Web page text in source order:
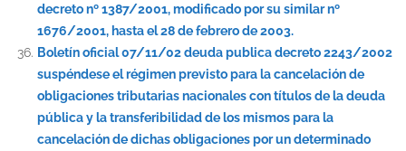
decreto nº 1387/2001, modificado por su similar nº
1676/2001, hasta el 28 de febrero de 2003.
Boletín oficial 07/11/02 deuda publica decreto 2243/2002
suspéndese el régimen previsto para la cancelación de
obligaciones tributarias nacionales con títulos de la deuda
pública y la transferibilidad de los mismos para la
cancelación de dichas obligaciones por un determinado